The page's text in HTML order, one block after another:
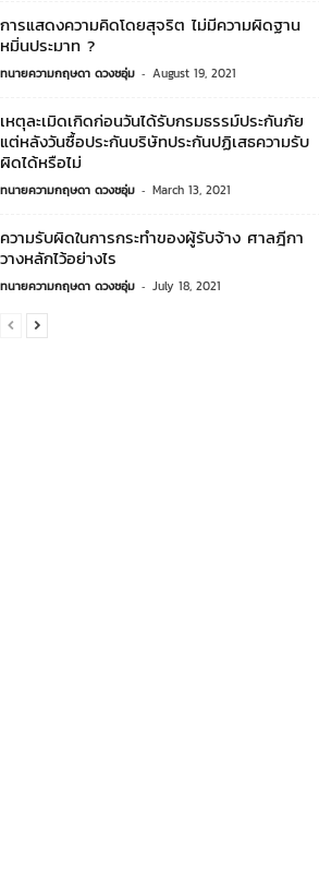
การแสดงความคิดโดยสุจริต ไม่มีความผิดฐาน
หมิ่นประมาท ?
ทนายความกฤษดา ดวงชอุ่ม - August 19, 2021
เหตุละเมิดเกิดก่อนวันได้รับกรมธรรม์ประกันภัย
แต่หลังวันซื้อประกันบริษัทประกันปฏิเสธความรับ
ผิดได้หรือไม่
ทนายความกฤษดา ดวงชอุ่ม - March 13, 2021
ความรับผิดในการกระทำของผู้รับจ้าง ศาลฎีกา
วางหลักไว้อย่างไร
ทนายความกฤษดา ดวงชอุ่ม - July 18, 2021